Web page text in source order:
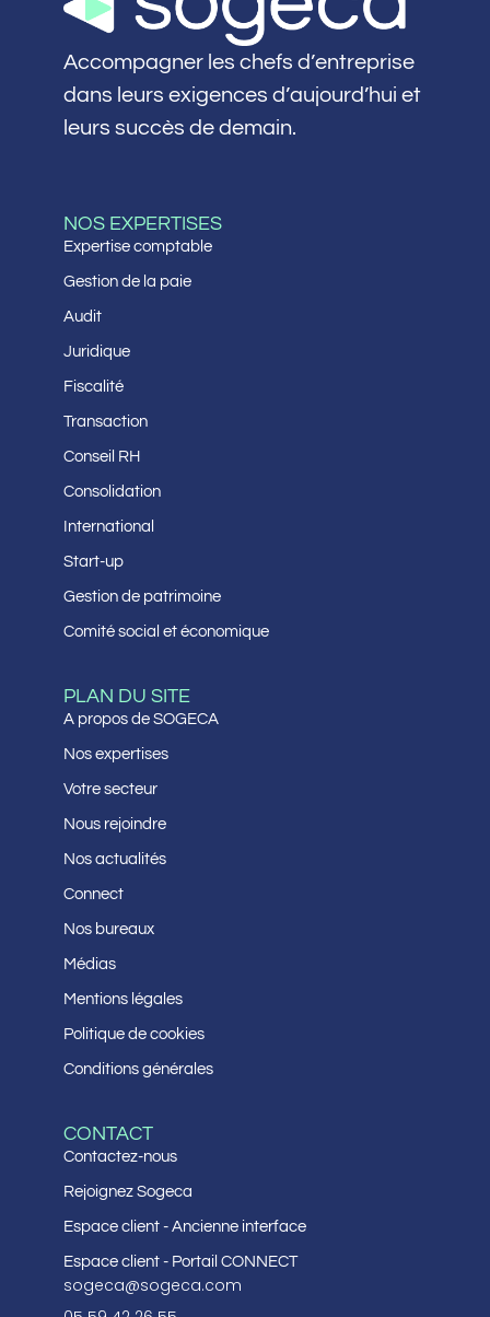
Accompagner les chefs d’entreprise
dans leurs exigences d’aujourd’hui et
leurs succès de demain.
PLAN DU SITE
A propos de SOGECA
Nos expertises
Votre secteur
Nous rejoindre
Nos actualités
Connect
Nos bureaux
Médias
Mentions légales
Politique de cookies
Conditions générales
NOS EXPERTISES
Expertise comptable
Gestion de la paie
Audit
Juridique
Fiscalité
Transaction
Conseil RH
Consolidation
International
Start-up
Gestion de patrimoine
Comité social et économique
CONTACT
Contactez-nous
Rejoignez Sogeca
Espace client - Ancienne interface
Espace client - Portail CONNECT
sogeca@sogeca.com